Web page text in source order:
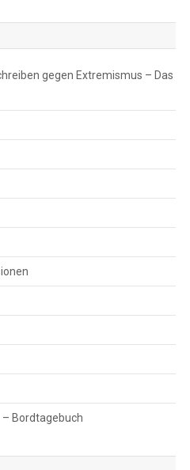
gegen Extremismus – Das
– Bordtagebuch